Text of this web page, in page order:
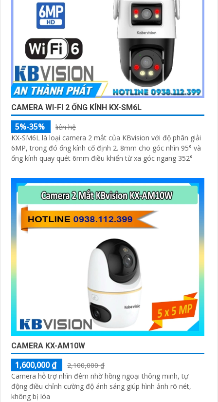
CAMERA WI-FI 2 ỐNG KÍNH KX-SM6L
5%-35%
liên hệ
KX-SM6L là loại camera 2 mắt của KBvision với độ phân giải
6MP, trong đó ống kính cố định 2. 8mm cho góc nhìn 95° và
ống kính quay quét 6mm điều khiển từ xa góc ngang 352°
CAMERA KX-AM10W
1,600,000 ₫
2,100,000 ₫
Camera hỗ trợ nhìn đêm nhờ hồng ngoại thông minh, tự
động điều chỉnh cường độ ánh sáng giúp hình ảnh rõ nét,
không bị lóa